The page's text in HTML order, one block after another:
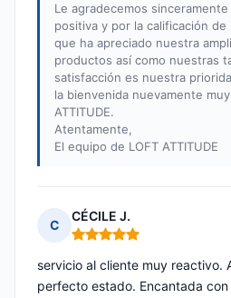
Le agradecemos
positiva y por la calificación
que ha apreciado nuestra
productos así como nuestras
satisfacción es nuestra
la bienvenida nuevamente
ATTITUDE.
Atentamente,
El equipo de LOFT ATTITUDE
C
CÉCILE J.
Nota: 5 de 5
servicio al cliente muy reactivo.
perfecto estado. Encantada